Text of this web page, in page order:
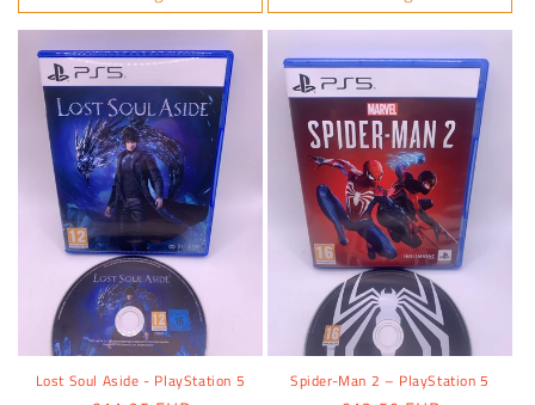
Lost Soul Aside - PlayStation 5 Spider-Man 2 – PlayStation 5